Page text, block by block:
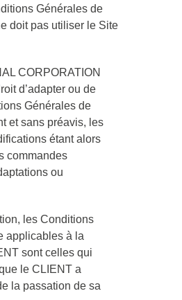
Générales de
doit pas utiliser le Site
CORPORATION
d’adapter ou de
Générales de
et sans préavis, les
étant alors
commandes
ou
les Conditions
applicables à la
sont celles qui
le CLIENT a
la passation de sa